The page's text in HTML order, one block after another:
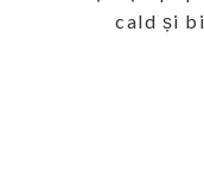
cald și